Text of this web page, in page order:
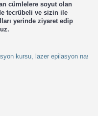
cümlelere soyut olan
tecrübeli ve sizin ile
yerinde ziyaret edip